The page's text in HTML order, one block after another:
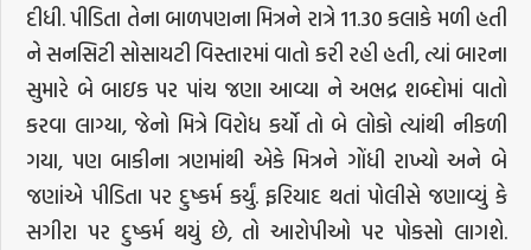
દીધી. પીડિતા તેના બાળપણના મિત્રને રાત્રે 11.30 કલાકે મળી હતી
ને સનસિટી સોસાયટી વિસ્તારમાં વાતો કરી રહી હતી, ત્યાં બારના
સુમારે બે બાઇક પર પાંચ જણા આવ્યા ને અભદ્ર શબ્દોમાં વાતો
કરવા લાગ્યા, જેનો મિત્રે વિરોધ કર્યો તો બે લોકો ત્યાંથી નીકળી
ગયા, પણ બાકીના ત્રણમાંથી એકે મિત્રને ગોંધી રાખ્યો અને બે
જણાંએ પીડિતા પર દુષ્કર્મ કર્યું. ફરિયાદ થતાં પોલીસે જણાવ્યું કે
સગીરા પર દુષ્કર્મ થયું છે, તો આરોપીઓ પર પોકસો લાગશે.